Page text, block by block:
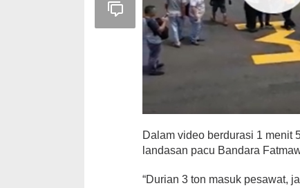
Dalam video berdurasi 1 menit
landasan pacu Bandara
“Durian 3 ton masuk pesawat,